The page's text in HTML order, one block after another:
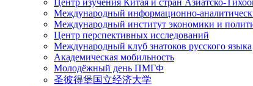
Центр изучения Китая и стран Азиатско-
Международный информационно-
Международный институт экономики и
Центр перспективных исследований
Международный клуб знатоков русского языка
Академическая мобильность
Молодёжный день ПМГФ
圣彼得堡国立经济大学